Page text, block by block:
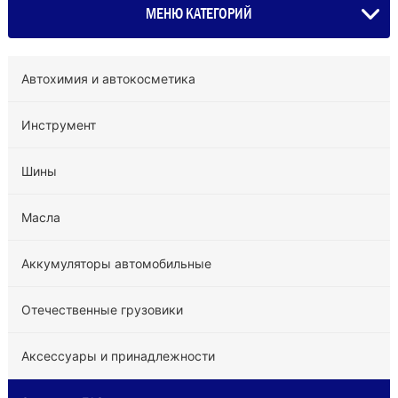
МЕНЮ КАТЕГОРИЙ
Автохимия и автокосметика
Инструмент
Шины
Масла
Аккумуляторы автомобильные
Отечественные грузовики
Аксессуары и принадлежности